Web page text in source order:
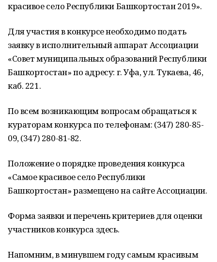
красивое село Республики Башкортостан 2019».
Для участия в конкурсе необходимо подать
заявку в исполнительный аппарат Ассоциации
«Совет муниципальных образований Республики
Башкортостан» по адресу: г. Уфа, ул. Тукаева, 46,
каб. 221.
По всем возникающим вопросам обращаться к
кураторам конкурса по телефонам: (347) 280-85-
09, (347) 280-81-82.
Положение о порядке проведения конкурса
«Самое красивое село Республики
Башкортостан» размещено на сайте Ассоциации.
Форма заявки и перечень критериев для оценки
участников конкурса здесь.
Напомним, в минувшем году самым красивым